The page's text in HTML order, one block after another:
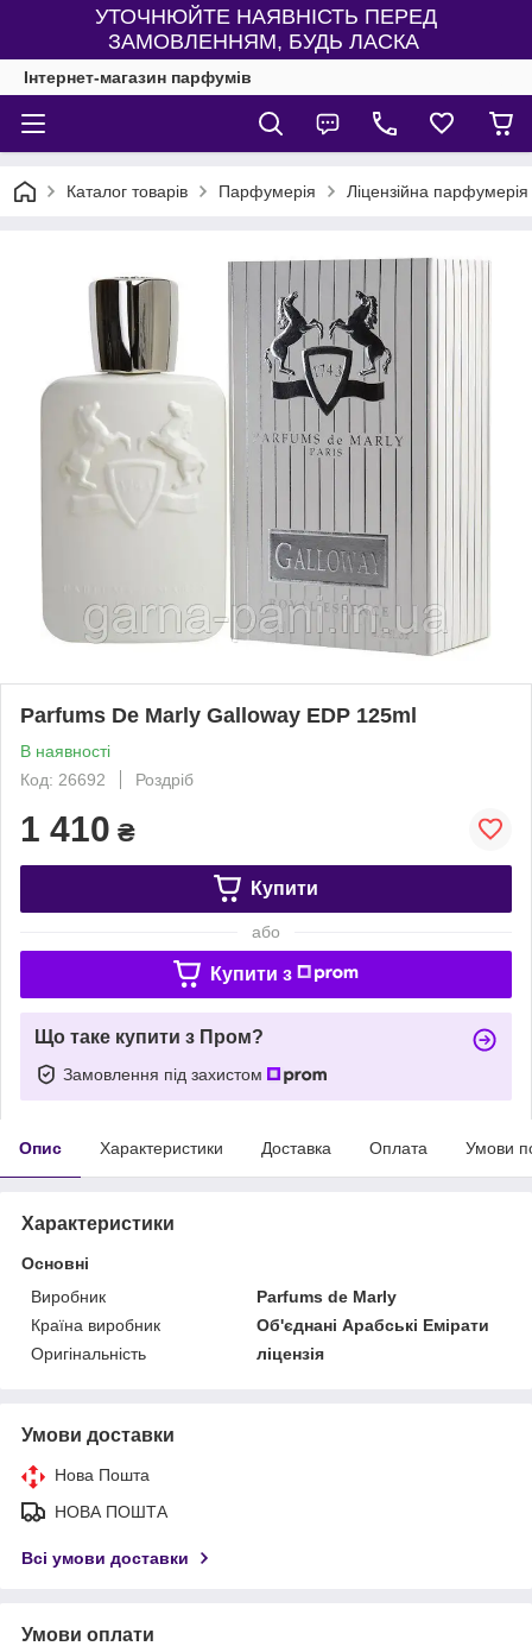
УТОЧНЮЙТЕ НАЯВНІСТЬ ПЕРЕД
ЗАМОВЛЕННЯМ, БУДЬ ЛАСКА
Інтернет-магазин парфумів
Каталог товарів Парфумерія Ліцензійна парфумерія
Parfums De Marly Galloway EDP 125ml
В наявності
Код: 26692
Роздріб
1 410 ₴
Купити
або
Купити з
Що таке купити з Пром?
Замовлення під захистом
Опис Характеристики Доставка Оплата Умови
Характеристики
Основні
Виробник
Parfums de Marly
Країна виробник
Об'єднані Арабські Емірати
Оригінальність
ліцензія
Умови доставки
Нова Пошта
НОВА ПОШТА
Всі умови доставки
Умови оплати